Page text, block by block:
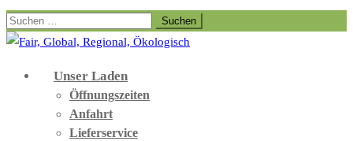
Suchen
nach:
Unser Laden
Öffnungszeiten
Anfahrt
Lieferservice